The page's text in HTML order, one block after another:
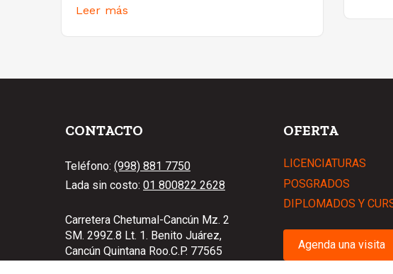
Leer más
CONTACTO
Teléfono: (998) 881 7750
Lada sin costo: 01 800822 2628
Carretera Chetumal-Cancún Mz. 2
SM. 299Z.8 Lt. 1. Benito Juárez,
Cancún Quintana Roo.C.P. 77565
OFERTA
LICENCIATURAS
POSGRADOS
DIPLOMADOS Y
Agenda una visita